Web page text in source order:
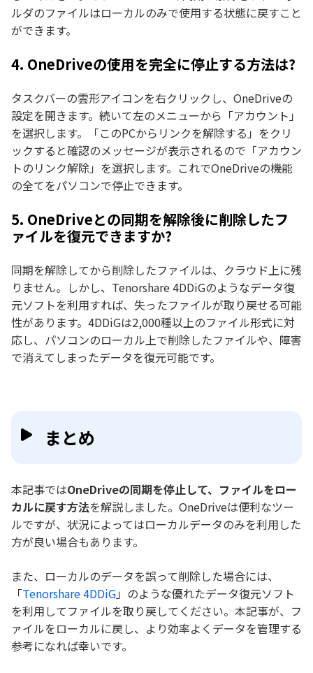
ルダのファイルはローカルのみで使用する状態に戻すこと
ができます。
4. OneDriveの使用を完全に停止する方法は?
タスクバーの雲形アイコンを右クリックし、OneDriveの
設定を開きます。続いて左のメニューから「アカウント」
を選択します。「このPCからリンクを解除する」をクリ
ックすると確認のメッセージが表示されるので「アカウン
トのリンク解除」を選択します。これでOneDriveの機能
の全てをパソコンで停止できます。
5. OneDriveとの同期を解除後に削除したフ
ァイルを復元できますか?
同期を解除してから削除したファイルは、クラウド上に残
りません。しかし、Tenorshare 4DDiGのようなデータ復
元ソフトを利用すれば、失ったファイルが取り戻せる可能
性があります。4DDiGは2,000種以上のファイル形式に対
応し、パソコンのローカル上で削除したファイルや、障害
で消えてしまったデータを復元可能です。
まとめ
本記事ではOneDriveの同期を停止して、ファイルをロー
カルに戻す方法を解説しました。OneDriveは便利なツー
ルですが、状況によってはローカルデータのみを利用した
方が良い場合もあります。
また、ローカルのデータを誤って削除した場合には、
「Tenorshare 4DDiG」のような優れたデータ復元ソフト
を利用してファイルを取り戻してください。本記事が、フ
ァイルをローカルに戻し、より効率よくデータを管理する
参考になれば幸いです。